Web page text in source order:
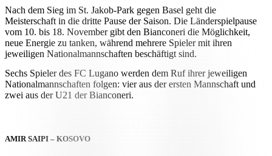
Nach dem Sieg im St. Jakob-Park gegen Basel geht die
Meisterschaft in die dritte Pause der Saison. Die Länderspielpause
vom 10. bis 18. November gibt den Bianconeri die Möglichkeit,
neue Energie zu tanken, während mehrere Spieler mit ihren
jeweiligen Nationalmannschaften beschäftigt sind.
Sechs Spieler des FC Lugano werden dem Ruf ihrer jeweiligen
Nationalmannschaften folgen: vier aus der ersten Mannschaft und
zwei aus der U21 der Bianconeri.
AMIR SAIPI – KOSOVO